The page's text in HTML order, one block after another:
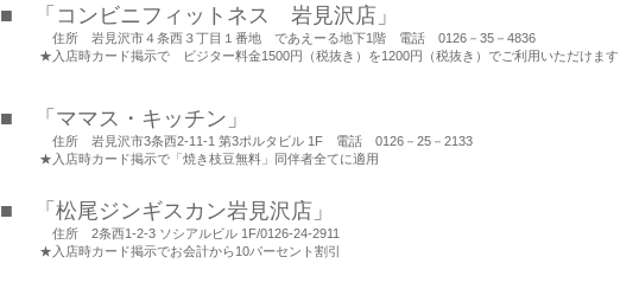
■ 「コンビニフィットネス 岩見沢店」
住所 岩見沢市４条西３丁目１番地 であえーる地下1階 電話 0126－35－4836
★入店時カード掲示で ビジター料金1500円（税抜き）を1200円（税抜き）でご利用いただけます
■ 「ママス・キッチン」
住所 岩見沢市3条西2-11-1 第3ポルタビル 1F 電話 0126－25－2133
★入店時カード掲示で「焼き枝豆無料」同伴者全てに適用
■ 「松尾ジンギスカン岩見沢店」
住所 2条西1-2-3 ソシアルビル 1F/0126-24-2911
★入店時カード掲示でお会計から10パーセント割引